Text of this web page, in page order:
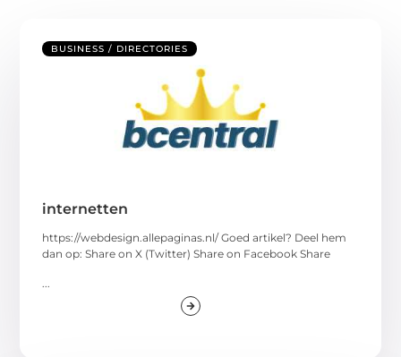
BUSINESS / DIRECTORIES
internetten
https://webdesign.allepaginas.nl/ Goed artikel? Deel hem
dan op: Share on X (Twitter) Share on Facebook Share